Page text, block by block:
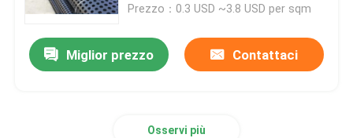
Prezzo：0.3 USD ~3.8 USD per sqm
Miglior prezzo Contattaci
Osservi più